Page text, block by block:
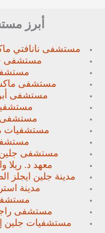
أبرز
مستشفى نانافتي
مستشفى
مستشفى
مستشفى
مستشفى
مستشفيات
مستشفى جلين
معهد د. ريلا
مدينة جلين ايجلز
مدينة
مستشفى
مستشفيات جلين